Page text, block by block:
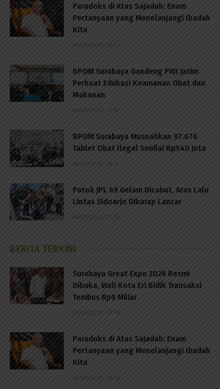
Paradoks di Atas Sajadah: Enam
Pertanyaan yang Menelanjangi Ibadah
Kita
06/08/2026 - 18:12
BPOM Surabaya Gandeng PWI Jatim
Perkuat Edukasi Keamanan Obat dan
Makanan
06/08/2026 - 17:52
BPOM Surabaya Musnahkan 97.676
Tablet Obat Ilegal Senilai Rp540 Juta
06/08/2026 - 14:14
Patok JPL 69 Gelam Dicabut, Arus Lalu
Lintas Sidoarjo Diharap Lancar
06/08/2026 - 12:55
BERITA TERKINI
Surabaya Great Expo 2026 Resmi
Dibuka, Wali Kota Eri Bidik Transaksi
Tembus Rp9 Miliar
06/08/2026 - 18:45
Paradoks di Atas Sajadah: Enam
Pertanyaan yang Menelanjangi Ibadah
Kita
06/08/2026 - 18:12